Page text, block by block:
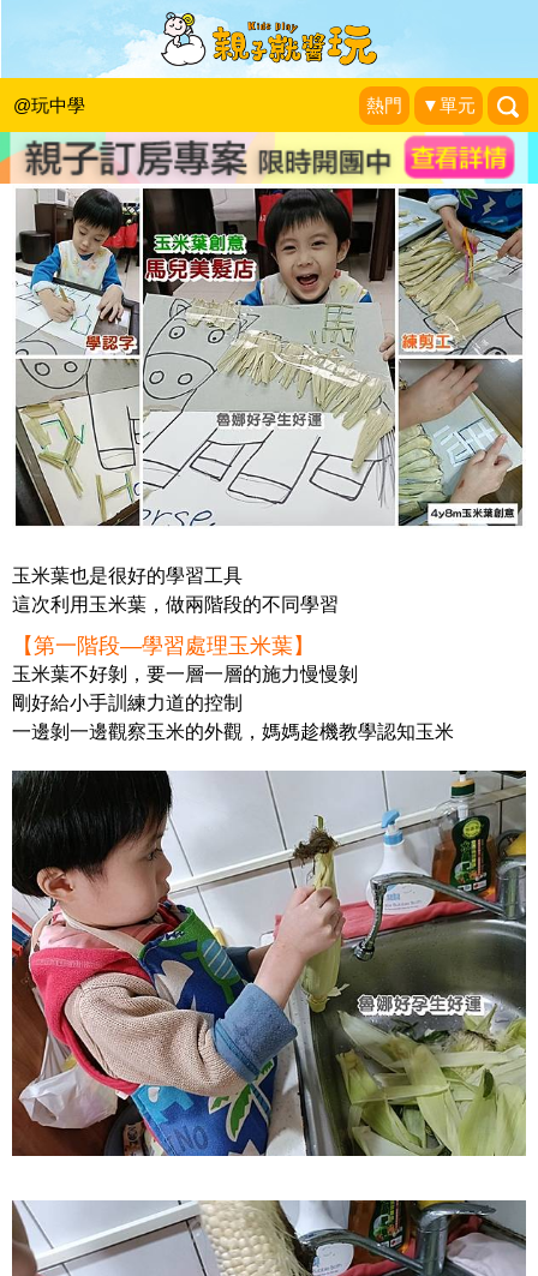
@玩中學 熱門 ▼單元
馬兒美髮店開張，玉米葉兩階段玩法～
魯娜好孕生好運～！
玉米葉也是很好的學習工具
這次利用玉米葉，做兩階段的不同學習
【第一階段—學習處理玉米葉】
玉米葉不好剝，要一層一層的施力慢慢剝
剛好給小手訓練力道的控制
一邊剝一邊觀察玉米的外觀，媽媽趁機教學認知玉米